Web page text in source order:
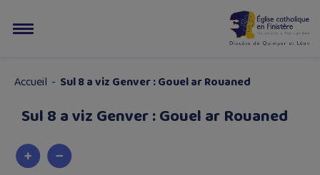
Accueil - Sul 8 a viz Genver : Gouel ar Rouaned
Sul 8 a viz Genver : Gouel ar Rouaned